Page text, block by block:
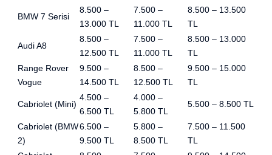
BMW 7 Serisi
8.500 –
13.000 TL
7.500 –
11.000 TL
8.500 – 13.500
TL
Audi A8
8.500 –
12.500 TL
7.500 –
11.000 TL
8.500 – 13.000
TL
Range Rover
Vogue
9.500 –
14.500 TL
8.500 –
12.500 TL
9.500 – 15.000
TL
Cabriolet (Mini)
4.500 –
6.500 TL
4.000 –
5.800 TL
5.500 – 8.500 TL
Cabriolet (BMW
2)
6.500 –
9.500 TL
5.800 –
8.500 TL
7.500 – 11.500
TL